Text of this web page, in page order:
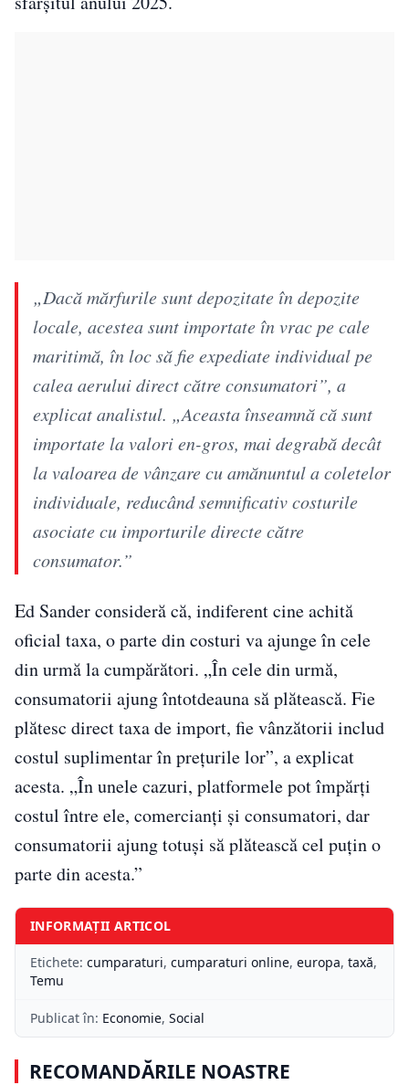
„Dacă mărfurile sunt depozitate în depozite
locale, acestea sunt importate în vrac pe cale
maritimă, în loc să fie expediate individual pe
calea aerului direct către consumatori”, a
explicat analistul. „Aceasta înseamnă că sunt
importate la valori en-gros, mai degrabă decât
la valoarea de vânzare cu amănuntul a coletelor
individuale, reducând semnificativ costurile
asociate cu importurile directe către
consumator.”
Ed Sander consideră că, indiferent cine achită
oficial taxa, o parte din costuri va ajunge în cele
din urmă la cumpărători. „În cele din urmă,
consumatorii ajung întotdeauna să plătească. Fie
plătesc direct taxa de import, fie vânzătorii includ
costul suplimentar în prețurile lor”, a explicat
acesta. „În unele cazuri, platformele pot împărți
costul între ele, comercianți și consumatori, dar
consumatorii ajung totuși să plătească cel puțin o
parte din acesta.”
INFORMAȚII ARTICOL
Etichete: cumparaturi, cumparaturi online, europa, taxă,
Temu
Publicat în: Economie, Social
RECOMANDĂRILE NOASTRE